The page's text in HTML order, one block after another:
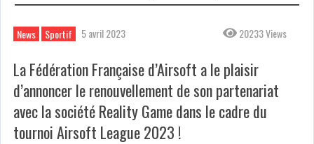
News Sportif 5 avril 2023 20233 Views
La Fédération Française d’Airsoft a le plaisir
d’annoncer le renouvellement de son partenariat
avec la société Reality Game dans le cadre du
tournoi Airsoft League 2023 !